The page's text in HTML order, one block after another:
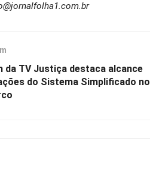
da TV Justiça destaca alcance
do Sistema Simplificado no